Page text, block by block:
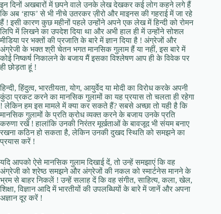
इन दिनों अखबारों में छपने वाले उनके लेख देखकर कई लोग कहने लगे हैं
कि अब ‘हाफ’ से भी नीचे उतरकर ज़ीरो और माइनस की गहराई में जा रहे
हैं ! इसी कारण कुछ महीनों पहले उन्होंने अपने एक लेख में हिन्दी को रोमन
लिपि में लिखने का उपदेश दिया था और अभी हाल ही में उन्होंने सोशल
मीडिया पर भक्तों की प्रजाति के बारे में ज्ञान दिया है ! अंग्रेजों और
अंग्रेजी के भक्त श्री चेतन भगत मानसिक गुलाम हैं या नहीं, इस बारे में
कोई निष्कर्ष निकालने के बजाय मैं इसका विश्लेषण आप ही के विवेक पर
ही छोड़ता हूं !
हिन्दी, हिंदुत्व, भारतीयता, योग, आयुर्वेद या मोदी का विरोध करके अपनी
कुंठा प्रकट करने का मानसिक गुलामों का यह प्रयास तो चलता ही रहेगा
! लेकिन हम इस मामले में क्या कर सकते हैं? सबसे अच्छा तो यही है कि
मानसिक गुलामों के प्रति क्रोध व्यक्त करने के बजाय उनके प्रति
करुणा रखें ! हालांकि उनकी निरंतर मूर्खताओं के बावजूद भी संयम बनाए
रखना कठिन हो सकता है, लेकिन उनकी दुखद स्थिति को समझने का
प्रयास करें !
यदि आपको ऐसे मानसिक गुलाम दिखाई दें, तो उन्हें समझाएं कि वह
अंग्रेजी को श्रेष्ठ समझने और अंग्रेजों की नकल को स्मार्टनेस मानने के
भ्रम से बाहर निकलें ! उन्हें सलाह दें कि वह संगीत, साहित्य, कला, खेल,
शिक्षा, विज्ञान आदि में भारतीयों की उपलब्धियों के बारे में जानें और अपना
अज्ञान दूर करें !